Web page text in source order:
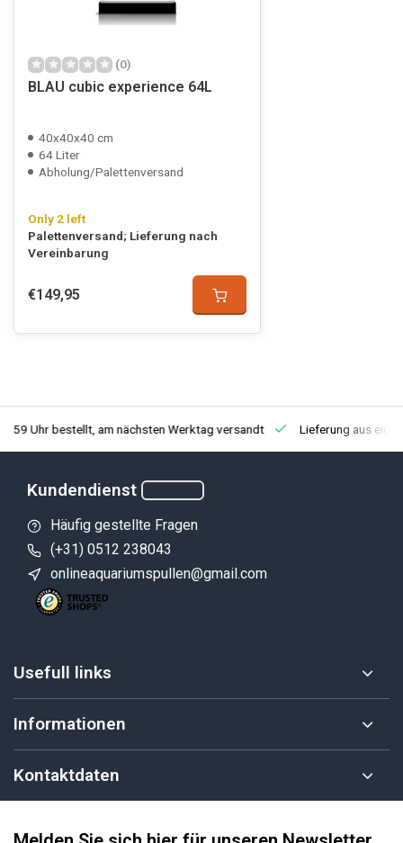
(0)
BLAU cubic experience 64L
40x40x40 cm
64 Liter
Abholung/Palettenversand
Only 2 left
Palettenversand; Lieferung nach
Vereinbarung
€149,95
Uhr bestellt, am nächsten Werktag versandt Lieferung aus
Kundendienst
Häufig gestellte Fragen
(+31) 0512 238043
onlineaquariumspullen@gmail.com
Usefull links
Informationen
Kontaktdaten